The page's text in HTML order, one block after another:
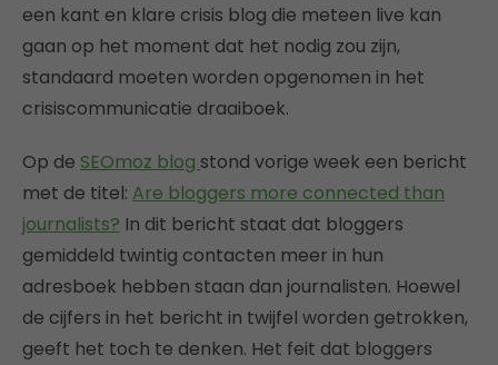
een kant en klare crisis blog die meteen live kan
gaan op het moment dat het nodig zou zijn,
standaard moeten worden opgenomen in het
crisiscommunicatie draaiboek.
Op de SEOmoz blog stond vorige week een bericht
met de titel: Are bloggers more connected than
journalists? In dit bericht staat dat bloggers
gemiddeld twintig contacten meer in hun
adresboek hebben staan dan journalisten. Hoewel
de cijfers in het bericht in twijfel worden getrokken,
geeft het toch te denken. Het feit dat bloggers